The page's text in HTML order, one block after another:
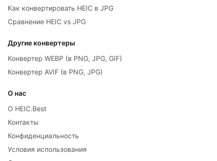
Как конвертировать HEIC в JPG
Сравнение HEIC vs JPG
Другие конвертеры
Конвертер WEBP (в PNG, JPG, GIF)
Конвертер AVIF (в PNG, JPG)
О нас
О HEIC.Best
Контакты
Конфиденциальность
Условия использования